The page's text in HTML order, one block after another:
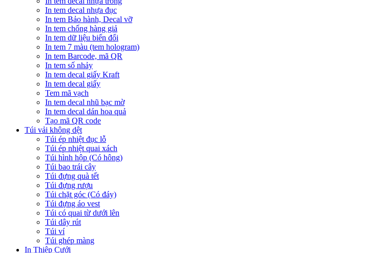
In tem decal nhựa đục
In tem Bảo hành, Decal vỡ
In tem chống hàng giả
In tem dữ liệu biến đổi
In tem 7 màu (tem hologram)
In tem Barcode, mã QR
In tem số nhảy
In tem decal giấy Kraft
In tem decal giấy
Tem mã vạch
In tem decal nhũ bạc mờ
In tem decal dán hoa quả
Tạo mã QR code
Túi vải không dệt
Túi ép nhiệt đục lỗ
Túi ép nhiệt quai xách
Túi hình hộp (Có hông)
Túi bao trái cây
Túi đựng quà tết
Túi đựng rượu
Túi chặt góc (Có đáy)
Túi đựng áo vest
Túi có quai từ dưới lên
Túi dây rút
Túi ví
Túi ghép màng
In Thiệp Cưới